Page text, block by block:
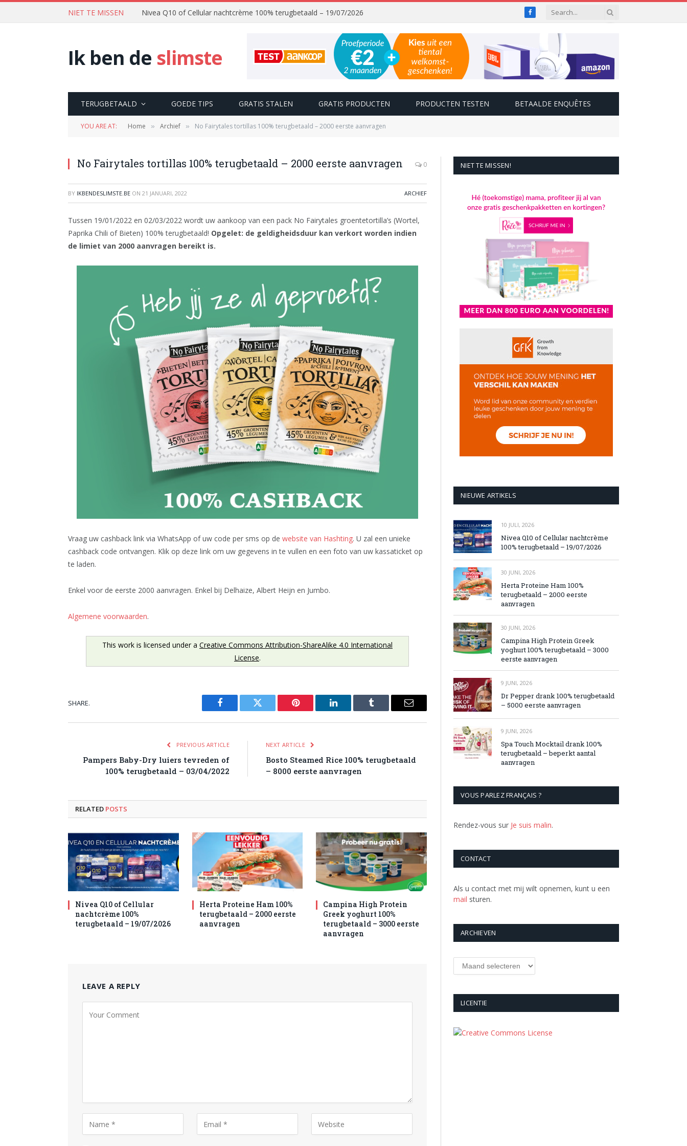
NIET TE MISSEN Nivea Q10 of Cellular nachtcrème 100% terugbetaald – 19/07/2026 Facebook
Ik ben de slimste
TERUGBETAALD GOEDE TIPS GRATIS STALEN GRATIS PRODUCTEN PRODUCTEN TESTEN BETAALDE ENQUÊTES
YOU ARE AT: Home » Archief » No Fairytales tortillas 100% terugbetaald – 2000 eerste aanvragen
No Fairytales tortillas 100% terugbetaald – 2000 eerste aanvragen 0
BY IKBENDESLIMSTE.BE ON 21 JANUARI, 2022 ARCHIEF
Tussen 19/01/2022 en 02/03/2022 wordt uw aankoop van een pack No Fairytales groentetortilla’s (Wortel,
Paprika Chili of Bieten) 100% terugbetaald! Opgelet: de geldigheidsduur kan verkort worden indien
de limiet van 2000 aanvragen bereikt is.
Vraag uw cashback link via WhatsApp of uw code per sms op de website van Hashting. U zal een unieke
cashback code ontvangen. Klik op deze link om uw gegevens in te vullen en een foto van uw kassaticket op
te laden.
Enkel voor de eerste 2000 aanvragen. Enkel bij Delhaize, Albert Heijn en Jumbo.
Algemene voorwaarden.
This work is licensed under a Creative Commons Attribution-ShareAlike 4.0 International
License.
SHARE.
Facebook Twitter Pinterest LinkedIn Tumblr Email
PREVIOUS ARTICLE
Pampers Baby-Dry luiers tevreden of
100% terugbetaald – 03/04/2022
NEXT ARTICLE
Bosto Steamed Rice 100% terugbetaald
– 8000 eerste aanvragen
RELATED POSTS
Nivea Q10 of Cellular
nachtcrème 100%
terugbetaald – 19/07/2026
Herta Proteine Ham 100%
terugbetaald – 2000 eerste
aanvragen
Campina High Protein
Greek yoghurt 100%
terugbetaald – 3000 eerste
aanvragen
LEAVE A REPLY
NIET TE MISSEN!
NIEUWE ARTIKELS
10 JULI, 2026
Nivea Q10 of Cellular nachtcrème
100% terugbetaald – 19/07/2026
30 JUNI, 2026
Herta Proteine Ham 100%
terugbetaald – 2000 eerste
aanvragen
30 JUNI, 2026
Campina High Protein Greek
yoghurt 100% terugbetaald – 3000
eerste aanvragen
9 JUNI, 2026
Dr Pepper drank 100% terugbetaald
– 5000 eerste aanvragen
9 JUNI, 2026
Spa Touch Mocktail drank 100%
terugbetaald – beperkt aantal
aanvragen
VOUS PARLEZ FRANÇAIS ?
Rendez-vous sur Je suis malin.
CONTACT
Als u contact met mij wilt opnemen, kunt u een
mail sturen.
ARCHIEVEN
LICENTIE